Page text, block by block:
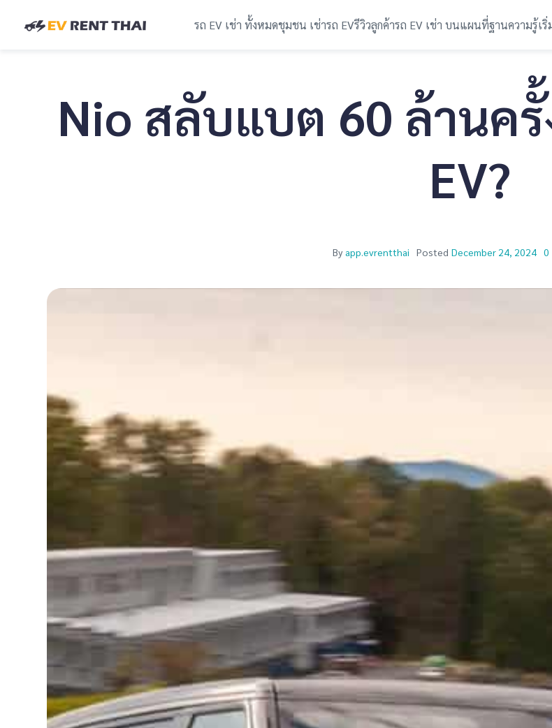
รถ EV เช่า ทั้งหมดชุมชน เช่ารถ EVรีวิวลูกค้ารถ EV เช่า บนแผนที่ฐานความรู้เ
Nio สลับแบต 60 ล้านค
EV?
By app.evrentthai Posted December 24, 2024 0